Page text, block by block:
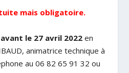
mais obligatoire.
avant le 27 avril 2022 en
animatrice technique à
au 06 82 65 91 32 ou